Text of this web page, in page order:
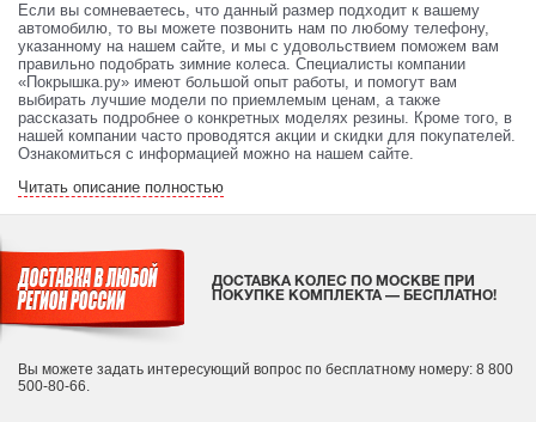
Если вы сомневаетесь, что данный размер подходит к вашему
автомобилю, то вы можете позвонить нам по любому телефону,
указанному на нашем сайте, и мы с удовольствием поможем вам
правильно подобрать зимние колеса. Специалисты компании
«Покрышка.ру» имеют большой опыт работы, и помогут вам
выбирать лучшие модели по приемлемым ценам, а также
рассказать подробнее о конкретных моделях резины. Кроме того, в
нашей компании часто проводятся акции и скидки для покупателей.
Ознакомиться с информацией можно на нашем сайте.
Читать описание полностью
ДОСТАВКА КОЛЕС ПО МОСКВЕ ПРИ
ПОКУПКЕ КОМПЛЕКТА — БЕСПЛАТНО!
Вы можете задать интересующий вопрос по бесплатному номеру: 8 800
500-80-66.